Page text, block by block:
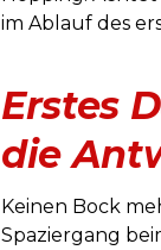
im Ablauf des
Erstes
die
Keinen Bock
Spaziergang